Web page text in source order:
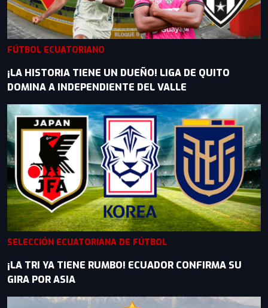
FÚTBOL ECUATORIANO
¡LA HISTORIA TIENE UN DUEÑO! LIGA DE QUITO
DOMINA A INDEPENDIENTE DEL VALLE
SELECCIÓN ECUATORIANA DE FÚTBOL
¡LA TRI YA TIENE RUMBO! ECUADOR CONFIRMA SU
GIRA POR ASIA